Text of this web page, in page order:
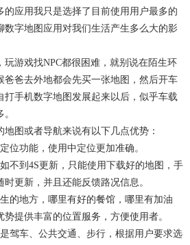
的应用我只是选择了目前使用用户最多的
数字地图应用对我们生活产生多么大的影
游戏找NPC都很困难，就别说在陌生环
爸爸去外地都会先买一张地图，然后开车
打手机数字地图发展起来以后，似乎车载
图或者导航来说有以下几点优势：
位功能，使用中定位更加准确。
不到4S更新，只能使用下载好的地图，手
更新，并且还能反馈路况信息。
的地方，哪里有好的餐馆，哪里有加油
提供丰富的位置服务，方便使用者。
驾车、公共交通、步行，根据用户要求选